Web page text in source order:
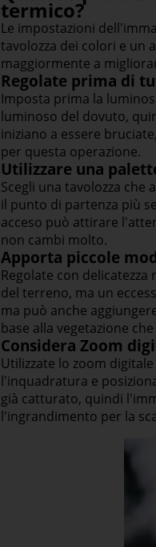
termico?
Le impostazioni
tavolozza dei colori e un
maggiormente a
Regolate prima di
Imposta prima la
luminoso del dovuto,
iniziano a essere
per questa operazione.
Utilizzare una
Scegli una tavolozza
il punto di partenza più
acceso può attirare
non cambi molto.
Apporta piccole
Regolate con
del terreno, ma un
ma può anche
base alla vegetazione
Considera Zoom
Utilizzate lo zoom
l'inquadratura e
già catturato, quindi
l'ingrandimento per la